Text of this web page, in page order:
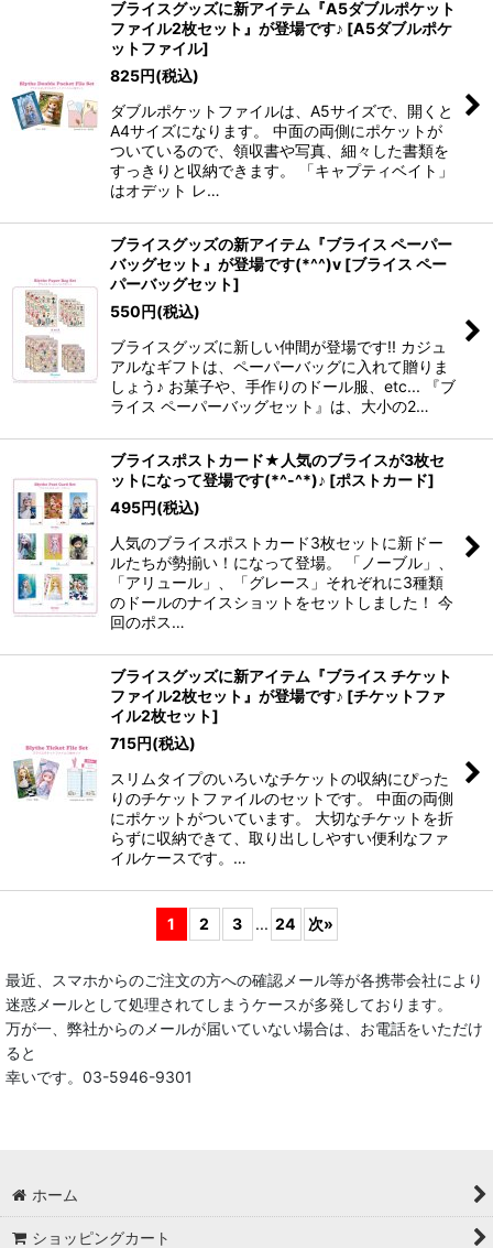
ブライスグッズに新アイテム『A5ダブルポケット
ファイル2枚セット』が登場です♪ [A5ダブルポケ
ットファイル]
825円(税込)
ダブルポケットファイルは、A5サイズで、開くと
A4サイズになります。 中面の両側にポケットが
ついているので、領収書や写真、細々した書類を
すっきりと収納できます。 「キャプティベイト」
はオデット レ…
ブライスグッズの新アイテム『ブライス ペーパー
バッグセット』が登場です(*^^)v [ブライス ペー
パーバッグセット]
550円(税込)
ブライスグッズに新しい仲間が登場です!! カジュ
アルなギフトは、ペーパーバッグに入れて贈りま
しょう♪ お菓子や、手作りのドール服、etc... 『ブ
ライス ペーパーバッグセット』は、大小の2…
ブライスポストカード★人気のブライスが3枚セ
ットになって登場です(*^-^*)♪ [ポストカード]
495円(税込)
人気のブライスポストカード3枚セットに新ドー
ルたちが勢揃い！になって登場。 「ノーブル」、
「アリュール」、「グレース」それぞれに3種類
のドールのナイスショットをセットしました！ 今
回のポス…
ブライスグッズに新アイテム『ブライス チケット
ファイル2枚セット』が登場です♪ [チケットファ
イル2枚セット]
715円(税込)
スリムタイプのいろいなチケットの収納にぴった
りのチケットファイルのセットです。 中面の両側
にポケットがついています。 大切なチケットを折
らずに収納できて、取り出ししやすい便利なファ
イルケースです。…
1 2 3 ... 24 次»
最近、スマホからのご注文の方への確認メール等が各携帯会社により
迷惑メールとして処理されてしまうケースが多発しております。
万が一、弊社からのメールが届いていない場合は、お電話をいただけ
ると
幸いです。03-5946-9301
ホーム
ショッピングカート